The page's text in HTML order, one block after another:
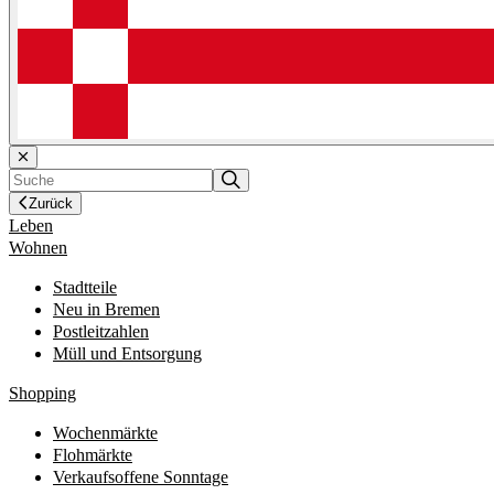
Zurück
Leben
Wohnen
Stadtteile
Neu in Bremen
Postleitzahlen
Müll und Entsorgung
Shopping
Wochenmärkte
Flohmärkte
Verkaufsoffene Sonntage